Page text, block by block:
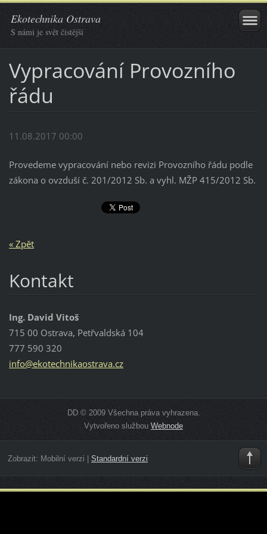
Ekotechnika Ostrava
S námi je svět čistější
Vypracování Provozního
řádu
11.08.2017 00:00
Provedeme vypracování nebo revizi Provozního řádu podle
zákona o ovzduší č. 201/2012 Sb. a vyhl. MŽP 415/2012 Sb.
« Zpět
Kontakt
Ing. David Vitoš
715 00 Ostrava, Petřvaldská 104
777 590 320
info@ekotechnikaostrava.cz
DD © 2009 Všechna práva vyhrazena.
Vytvořeno službouWebnode
Zobrazit: Mobilní verzi Standardní verzi